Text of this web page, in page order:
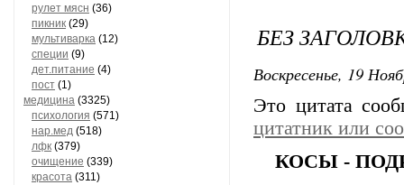
рулет мясн (36)
пикник (29)
мультиварка (12)
специи (9)
дет.питание (4)
пост (1)
медицина (3325)
психология (571)
нар.мед (518)
лфк (379)
очищение (339)
красота (311)
БЕЗ
Воскресенье, 19
Это цитата
цитатник или
КОСЫ -